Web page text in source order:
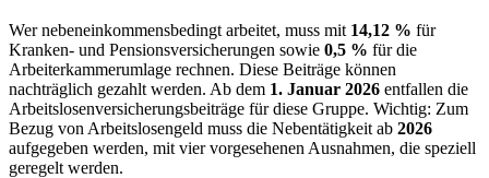
Wer nebeneinkommensbedingt arbeitet, muss mit 14,12 % für
Kranken- und Pensionsversicherungen sowie 0,5 % für die
Arbeiterkammerumlage rechnen. Diese Beiträge können
nachträglich gezahlt werden. Ab dem 1. Januar 2026 entfallen die
Arbeitslosenversicherungsbeiträge für diese Gruppe. Wichtig: Zum
Bezug von Arbeitslosengeld muss die Nebentätigkeit ab 2026
aufgegeben werden, mit vier vorgesehenen Ausnahmen, die speziell
geregelt werden.